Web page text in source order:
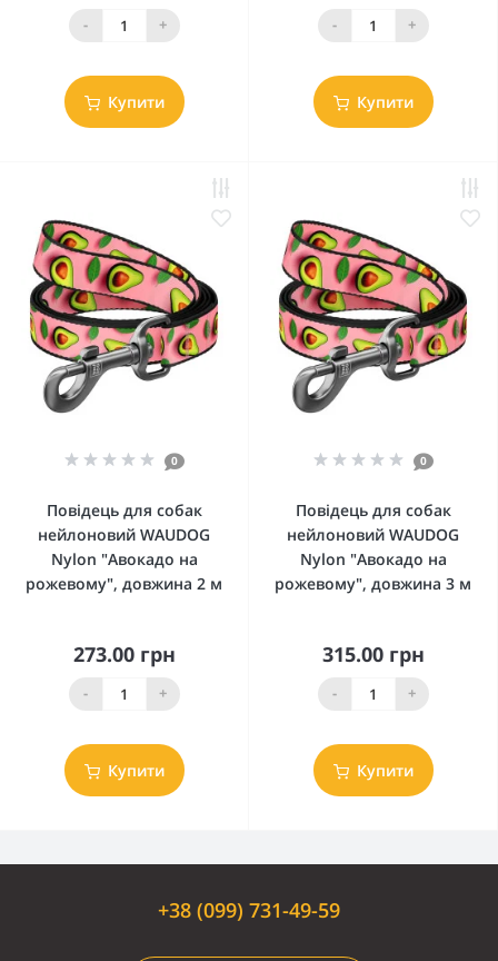
- +
Купити
- +
Купити
0
Повідець для собак
нейлоновий WAUDOG
Nylon "Авокадо на
рожевому", довжина 2 м
273.00 грн
- +
Купити
0
Повідець для собак
нейлоновий WAUDOG
Nylon "Авокадо на
рожевому", довжина 3 м
315.00 грн
- +
Купити
+38 (099) 731-49-59